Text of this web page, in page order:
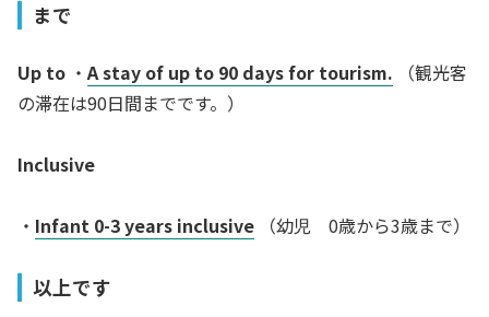
まで
Up to ・A stay of up to 90 days for tourism. （観光客
の滞在は90日間までです。）
Inclusive
・ Infant 0-3 years inclusive （幼児 0歳から3歳まで）
以上です